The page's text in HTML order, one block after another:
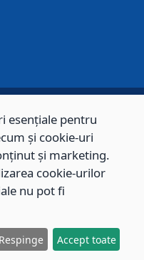
BRAȘOV, toate drepturile
Contact
esențiale pentru
și cookie-uri
și marketing.
cookie-urilor
nu pot fi
Respinge Accept toate